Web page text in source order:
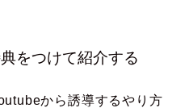
をつけて紹介する
から誘導するやり方